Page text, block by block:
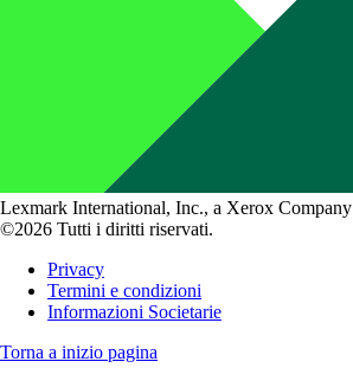
Lexmark International, Inc., a Xerox Company
©2026 Tutti i diritti riservati.
Privacy
Termini e condizioni
Informazioni Societarie
Torna a inizio pagina